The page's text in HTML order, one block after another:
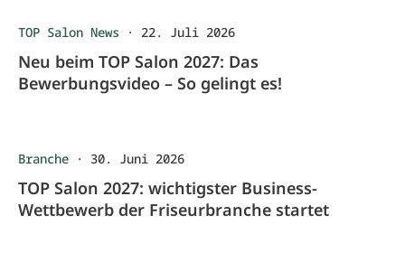
TOP Salon News · 22. Juli 2026
Neu beim TOP Salon 2027: Das
Bewerbungsvideo – So gelingt es!
Branche · 30. Juni 2026
TOP Salon 2027: wichtigster Business-
Wettbewerb der Friseurbranche startet